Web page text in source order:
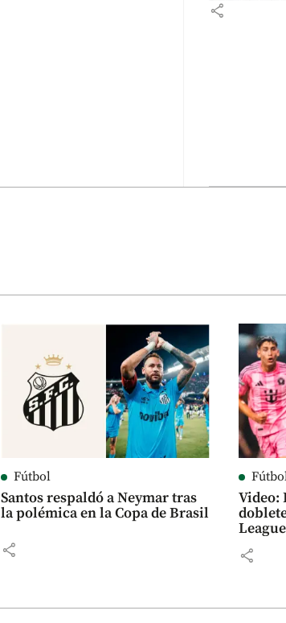
share
Fútbol
Santos respaldó a Neymar tras
la polémica en la Copa de Brasil
share
Video:
share